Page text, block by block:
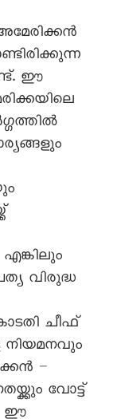
ഈ
എങ്കിലും
വിരുദ്ധ
ചീഫ്
നിയമനവും
–
വോട്ട്
ഈ